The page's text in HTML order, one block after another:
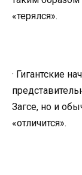
«терялся».
· Гигантские
Загсе, но и
«отличится».